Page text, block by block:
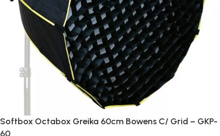
Softbox Octabox Greika 60cm Bowens C/ Grid – GKP-
60